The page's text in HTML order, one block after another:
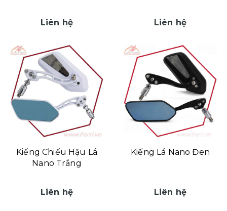
Liên hệ Liên hệ
Kiếng Chiếu Hậu Lá
Nano Trắng
Liên hệ
Kiếng Lá Nano Đen
Liên hệ